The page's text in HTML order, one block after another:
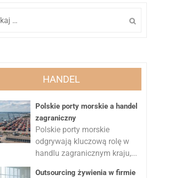
HANDEL
Polskie porty morskie a handel
zagraniczny
Polskie porty morskie
odgrywają kluczową rolę w
handlu zagranicznym kraju,...
Outsourcing żywienia w firmie